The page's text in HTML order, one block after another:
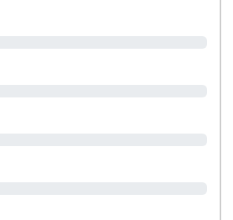
esetén.
esetén.
D-Biotin (Quali®-B, B7-vitamin),
(zsírsavak magnéziumsói).